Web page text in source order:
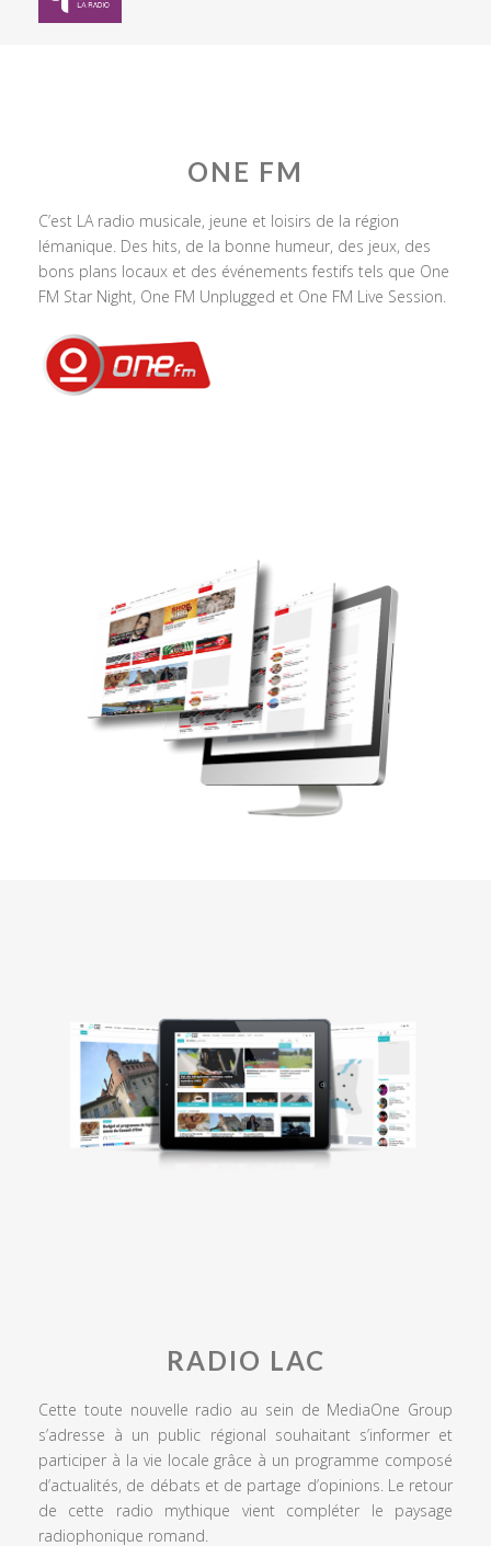
ONE FM
C’est LA radio musicale, jeune et loisirs de la région
lémanique. Des hits, de la bonne humeur, des jeux, des
bons plans locaux et des événements festifs tels que One
FM Star Night, One FM Unplugged et One FM Live Session.
RADIO LAC
Cette toute nouvelle radio au sein de MediaOne Group
s’adresse à un public régional souhaitant s’informer et
participer à la vie locale grâce à un programme composé
d’actualités, de débats et de partage d’opinions. Le retour
de cette radio mythique vient compléter le paysage
radiophonique romand.